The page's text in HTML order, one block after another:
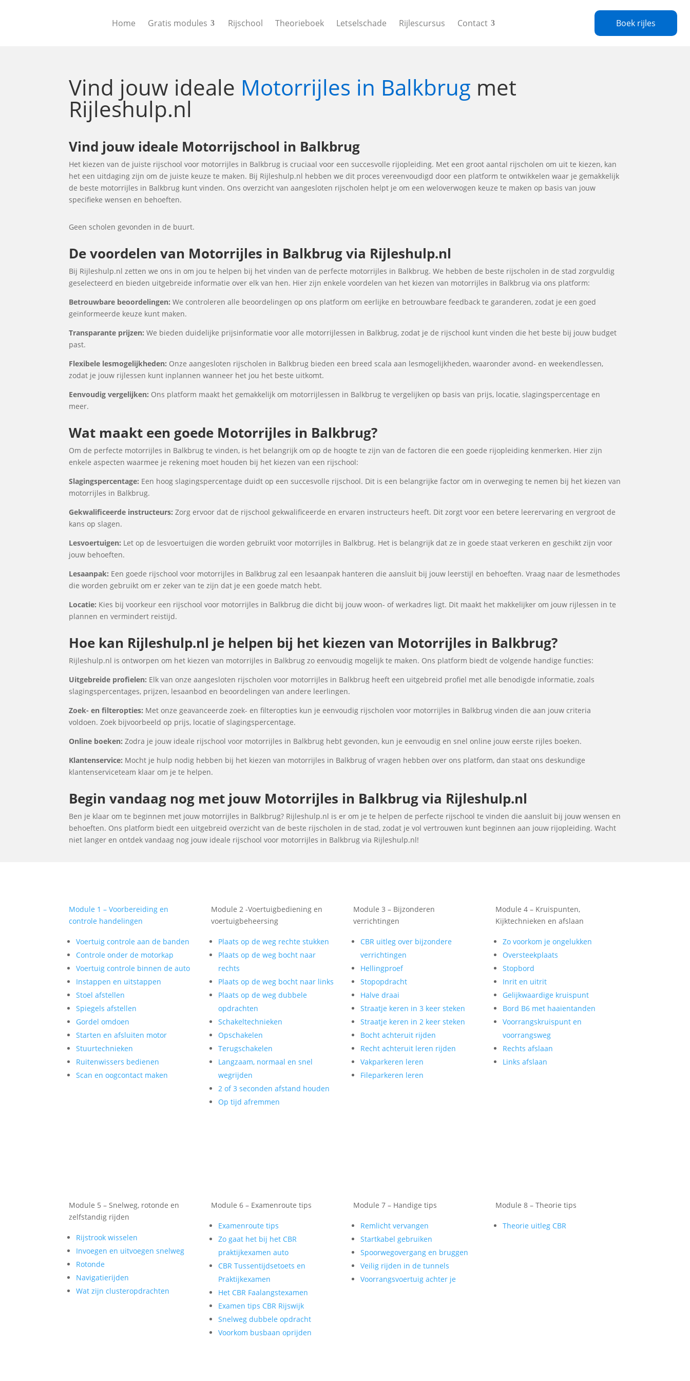
Home Gratis modules Rijschool Theorieboek Letselschade Rijlescursus Contact Boek rijles
Vind jouw ideale Motorrijles in Balkbrug met
Rijleshulp.nl
Vind jouw ideale Motorrijschool in Balkbrug
Het kiezen van de juiste rijschool voor motorrijles in Balkbrug is cruciaal voor een succesvolle rijopleiding. Met een groot aantal rijscholen om uit te kiezen, kan
het een uitdaging zijn om de juiste keuze te maken. Bij Rijleshulp.nl hebben we dit proces vereenvoudigd door een platform te ontwikkelen waar je gemakkelijk
de beste motorrijles in Balkbrug kunt vinden. Ons overzicht van aangesloten rijscholen helpt je om een weloverwogen keuze te maken op basis van jouw
specifieke wensen en behoeften.
Geen scholen gevonden in de buurt.
De voordelen van Motorrijles in Balkbrug via Rijleshulp.nl
Bij Rijleshulp.nl zetten we ons in om jou te helpen bij het vinden van de perfecte motorrijles in Balkbrug. We hebben de beste rijscholen in de stad zorgvuldig
geselecteerd en bieden uitgebreide informatie over elk van hen. Hier zijn enkele voordelen van het kiezen van motorrijles in Balkbrug via ons platform:
Betrouwbare beoordelingen: We controleren alle beoordelingen op ons platform om eerlijke en betrouwbare feedback te garanderen, zodat je een goed
geïnformeerde keuze kunt maken.
Transparante prijzen: We bieden duidelijke prijsinformatie voor alle motorrijlessen in Balkbrug, zodat je de rijschool kunt vinden die het beste bij jouw budget
past.
Flexibele lesmogelijkheden: Onze aangesloten rijscholen in Balkbrug bieden een breed scala aan lesmogelijkheden, waaronder avond- en weekendlessen,
zodat je jouw rijlessen kunt inplannen wanneer het jou het beste uitkomt.
Eenvoudig vergelijken: Ons platform maakt het gemakkelijk om motorrijlessen in Balkbrug te vergelijken op basis van prijs, locatie, slagingspercentage en
meer.
Wat maakt een goede Motorrijles in Balkbrug?
Om de perfecte motorrijles in Balkbrug te vinden, is het belangrijk om op de hoogte te zijn van de factoren die een goede rijopleiding kenmerken. Hier zijn
enkele aspecten waarmee je rekening moet houden bij het kiezen van een rijschool:
Slagingspercentage: Een hoog slagingspercentage duidt op een succesvolle rijschool. Dit is een belangrijke factor om in overweging te nemen bij het kiezen van
motorrijles in Balkbrug.
Gekwalificeerde instructeurs: Zorg ervoor dat de rijschool gekwalificeerde en ervaren instructeurs heeft. Dit zorgt voor een betere leerervaring en vergroot de
kans op slagen.
Lesvoertuigen: Let op de lesvoertuigen die worden gebruikt voor motorrijles in Balkbrug. Het is belangrijk dat ze in goede staat verkeren en geschikt zijn voor
jouw behoeften.
Lesaanpak: Een goede rijschool voor motorrijles in Balkbrug zal een lesaanpak hanteren die aansluit bij jouw leerstijl en behoeften. Vraag naar de lesmethodes
die worden gebruikt om er zeker van te zijn dat je een goede match hebt.
Locatie: Kies bij voorkeur een rijschool voor motorrijles in Balkbrug die dicht bij jouw woon- of werkadres ligt. Dit maakt het makkelijker om jouw rijlessen in te
plannen en vermindert reistijd.
Hoe kan Rijleshulp.nl je helpen bij het kiezen van Motorrijles in Balkbrug?
Rijleshulp.nl is ontworpen om het kiezen van motorrijles in Balkbrug zo eenvoudig mogelijk te maken. Ons platform biedt de volgende handige functies:
Uitgebreide profielen: Elk van onze aangesloten rijscholen voor motorrijles in Balkbrug heeft een uitgebreid profiel met alle benodigde informatie, zoals
slagingspercentages, prijzen, lesaanbod en beoordelingen van andere leerlingen.
Zoek- en filteropties: Met onze geavanceerde zoek- en filteropties kun je eenvoudig rijscholen voor motorrijles in Balkbrug vinden die aan jouw criteria
voldoen. Zoek bijvoorbeeld op prijs, locatie of slagingspercentage.
Online boeken: Zodra je jouw ideale rijschool voor motorrijles in Balkbrug hebt gevonden, kun je eenvoudig en snel online jouw eerste rijles boeken.
Klantenservice: Mocht je hulp nodig hebben bij het kiezen van motorrijles in Balkbrug of vragen hebben over ons platform, dan staat ons deskundige
klantenserviceteam klaar om je te helpen.
Begin vandaag nog met jouw Motorrijles in Balkbrug via Rijleshulp.nl
Ben je klaar om te beginnen met jouw motorrijles in Balkbrug? Rijleshulp.nl is er om je te helpen de perfecte rijschool te vinden die aansluit bij jouw wensen en
behoeften. Ons platform biedt een uitgebreid overzicht van de beste rijscholen in de stad, zodat je vol vertrouwen kunt beginnen aan jouw rijopleiding. Wacht
niet langer en ontdek vandaag nog jouw ideale rijschool voor motorrijles in Balkbrug via Rijleshulp.nl!
Module 1 – Voorbereiding en
controle handelingen
Voertuig controle aan de banden
Controle onder de motorkap
Voertuig controle binnen de auto
Instappen en uitstappen
Stoel afstellen
Spiegels afstellen
Gordel omdoen
Starten en afsluiten motor
Stuurtechnieken
Ruitenwissers bedienen
Scan en oogcontact maken
Module 2 -Voertuigbediening en
voertuigbeheersing
Plaats op de weg rechte stukken
Plaats op de weg bocht naar
rechts
Plaats op de weg bocht naar links
Plaats op de weg dubbele
opdrachten
Schakeltechnieken
Opschakelen
Terugschakelen
Langzaam, normaal en snel
wegrijden
2 of 3 seconden afstand houden
Op tijd afremmen
Module 3 – Bijzonderen
verrichtingen
CBR uitleg over bijzondere
verrichtingen
Hellingproef
Stopopdracht
Halve draai
Straatje keren in 3 keer steken
Straatje keren in 2 keer steken
Bocht achteruit rijden
Recht achteruit leren rijden
Vakparkeren leren
Fileparkeren leren
Module 4 – Kruispunten,
Kijktechnieken en afslaan
Zo voorkom je ongelukken
Oversteekplaats
Stopbord
Inrit en uitrit
Gelijkwaardige kruispunt
Bord B6 met haaientanden
Voorrangskruispunt en
voorrangsweg
Rechts afslaan
Links afslaan
Module 5 – Snelweg, rotonde en
zelfstandig rijden
Rijstrook wisselen
Invoegen en uitvoegen snelweg
Rotonde
Navigatierijden
Wat zijn clusteropdrachten
Module 6 – Examenroute tips
Examenroute tips
Zo gaat het bij het CBR
praktijkexamen auto
CBR Tussentijdsetoets en
Praktijkexamen
Het CBR Faalangstexamen
Examen tips CBR Rijswijk
Snelweg dubbele opdracht
Voorkom busbaan oprijden
Module 7 – Handige tips
Remlicht vervangen
Startkabel gebruiken
Spoorwegovergang en bruggen
Veilig rijden in de tunnels
Voorrangsvoertuig achter je
Module 8 – Theorie tips
Theorie uitleg CBR